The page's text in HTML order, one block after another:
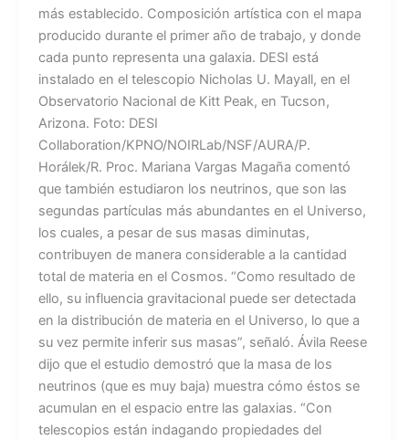
más establecido. Composición artística con el mapa
producido durante el primer año de trabajo, y donde
cada punto representa una galaxia. DESI está
instalado en el telescopio Nicholas U. Mayall, en el
Observatorio Nacional de Kitt Peak, en Tucson,
Arizona. Foto: DESI
Collaboration/KPNO/NOIRLab/NSF/AURA/P.
Horálek/R. Proc. Mariana Vargas Magaña comentó
que también estudiaron los neutrinos, que son las
segundas partículas más abundantes en el Universo,
los cuales, a pesar de sus masas diminutas,
contribuyen de manera considerable a la cantidad
total de materia en el Cosmos. “Como resultado de
ello, su influencia gravitacional puede ser detectada
en la distribución de materia en el Universo, lo que a
su vez permite inferir sus masas”, señaló. Ávila Reese
dijo que el estudio demostró que la masa de los
neutrinos (que es muy baja) muestra cómo éstos se
acumulan en el espacio entre las galaxias. “Con
telescopios están indagando propiedades del